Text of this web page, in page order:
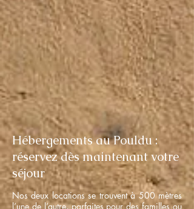
Hébergements au Pouldu :
réservez dès maintenant votre
séjour
​Nos deux locations se trouvent à 500 mètres
l’une de l’autre, parfaites pour des familles ou